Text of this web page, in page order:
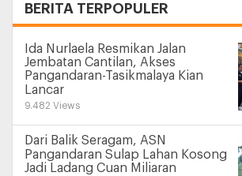
BERITA TERPOPULER
Ida Nurlaela Resmikan Jalan
Jembatan Cantilan, Akses
Pangandaran-Tasikmalaya Kian
Lancar
9.482 Views
Dari Balik Seragam, ASN
Pangandaran Sulap Lahan Kosong
Jadi Ladang Cuan Miliaran